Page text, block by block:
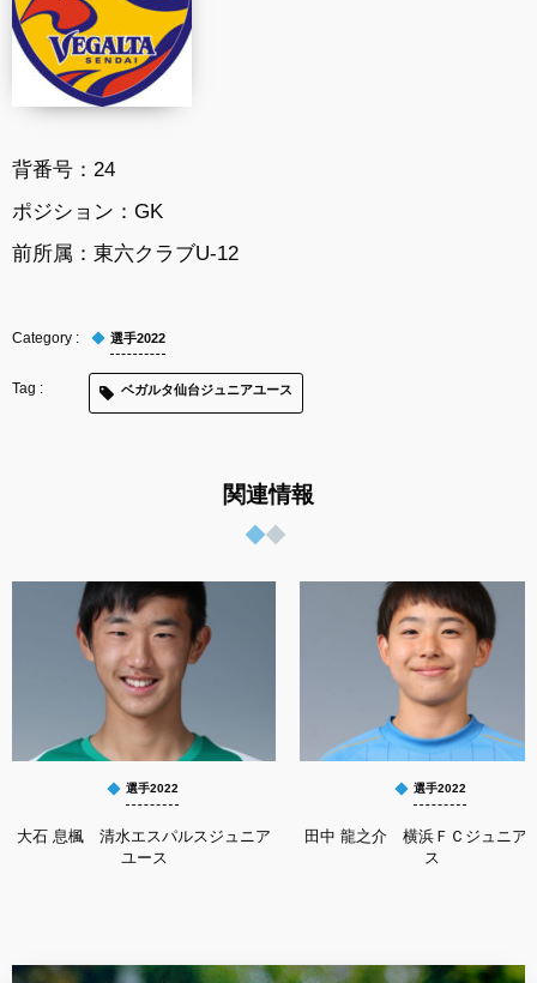
背番号： 24
ポジション： GK
前所属： 東六クラブU-12
選手2022
ベガルタ仙台ジュニアユース
関連情報
選手2022
大石 息楓 清水エスパルスジュニア
ユース
選手2022
田中 龍之介 横浜ＦＣジュニア
ス